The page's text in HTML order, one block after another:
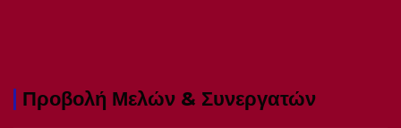
Προβολή Μελών & Συνεργατών